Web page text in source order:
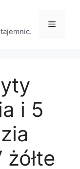
Menu
i 5